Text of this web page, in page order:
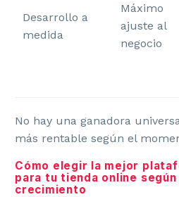
Desarrollo a
medida
Máximo
ajuste al
negocio
No hay una ganadora
más rentable según el
Cómo elegir la mejor
para tu tienda online
crecimiento